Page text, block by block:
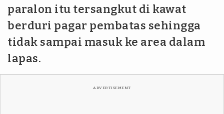
paralon itu tersangkut di kawat
berduri pagar pembatas sehingga
tidak sampai masuk ke area dalam
lapas.
ADVERTISEMENT